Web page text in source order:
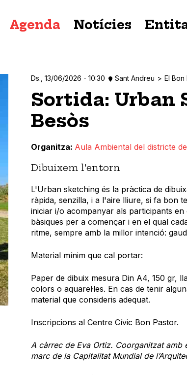
principal
Agenda Notícies
Ds., 13/06/2026 - 10:30 Sant Andreu El Bon
Sortida: Urban
Besòs
Organitza Aula Ambiental del districte
Dibuixem l'entorn
L'Urban sketching és la pràctica de
ràpida, senzilla, i a l'aire lliure, si fa bon
iniciar i/o acompanyar als participants
bàsiques per a començar i en el qual
ritme, sempre amb la millor intenció:
Material mínim que cal portar:
Paper de dibuix mesura Din A4, 150 gr,
colors o aquarel·les. En cas de tenir
material que consideris adequat.
Inscripcions al Centre Cívic Bon Pastor.
A càrrec de Eva Ortiz. Coorganitzat amb
marc de la Capitalitat Mundial de